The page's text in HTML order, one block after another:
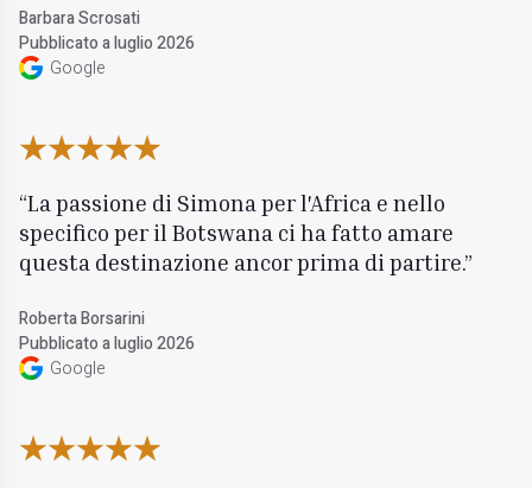
Barbara Scrosati
Pubblicato a luglio 2026
Google
La passione di Simona per l'Africa e nello
specifico per il Botswana ci ha fatto amare
questa destinazione ancor prima di partire.
Roberta Borsarini
Pubblicato a luglio 2026
Google